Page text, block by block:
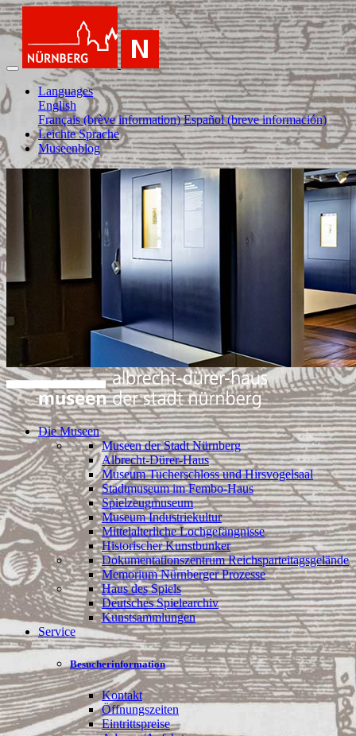
Languages
English
Français (brève information) Español (breve información)
Leichte Sprache
Museenblog
Die Museen
Museen der Stadt Nürnberg
Albrecht-Dürer-Haus
Museum Tucherschloss und Hirsvogelsaal
Stadtmuseum im Fembo-Haus
Spielzeugmuseum
Museum Industriekultur
Mittelalterliche Lochgefängnisse
Historischer Kunstbunker
Dokumentationszentrum Reichsparteitagsgelände
Memorium Nürnberger Prozesse
Haus des Spiels
Deutsches Spielearchiv
Kunstsammlungen
Service
Besucherinformation
Kontakt
Öffnungszeiten
Eintrittspreise